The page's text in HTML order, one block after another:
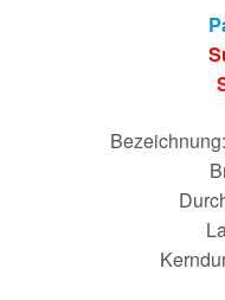
Bezeichnung: